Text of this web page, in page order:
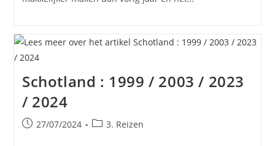
Schotland : 1999 / 2003 / 2023
/ 2024
Bericht27/07/2024 Berichtcategorie:
3. Reizen